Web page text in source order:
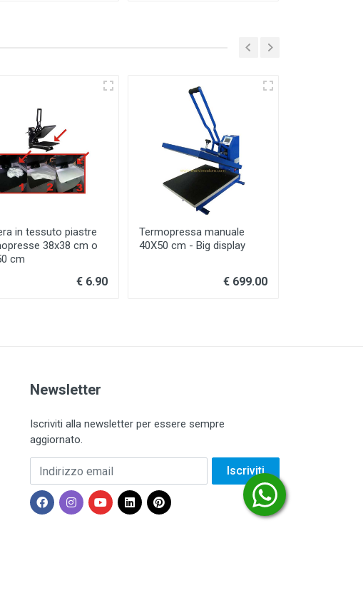
in tessuto piastre
38x38 cm o
cm
€ 6.90
Termopressa manuale
40X50 cm - Big display
€ 699.00
Newsletter
Iscriviti alla newsletter per essere sempre
aggiornato.
Indirizzo email Iscriviti